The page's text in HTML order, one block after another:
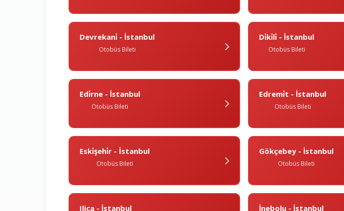
Devrekani̇ - İstanbul
Otobüs Bileti
Di̇ki̇li̇ - İstanbul
Otobüs Bileti
Edi̇rne - İstanbul
Otobüs Bileti
Edremi̇t - İstanbul
Otobüs Bileti
Eski̇şehi̇r - İstanbul
Otobüs Bileti
Gökçebey - İstanbul
Otobüs Bileti
Ilica - İstanbul İnebolu - İstanbul